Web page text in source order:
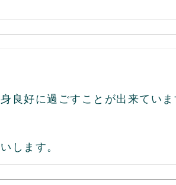
良好に過ごすことが出来ていま
します。